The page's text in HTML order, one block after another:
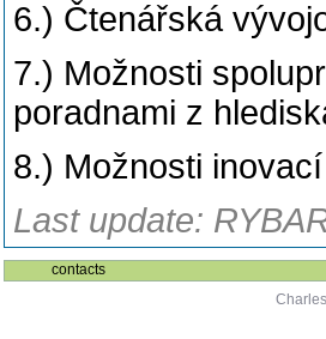
6.) Čtenářská
7.) Možnosti
poradnami z
8.) Možnosti
Last update:
contacts